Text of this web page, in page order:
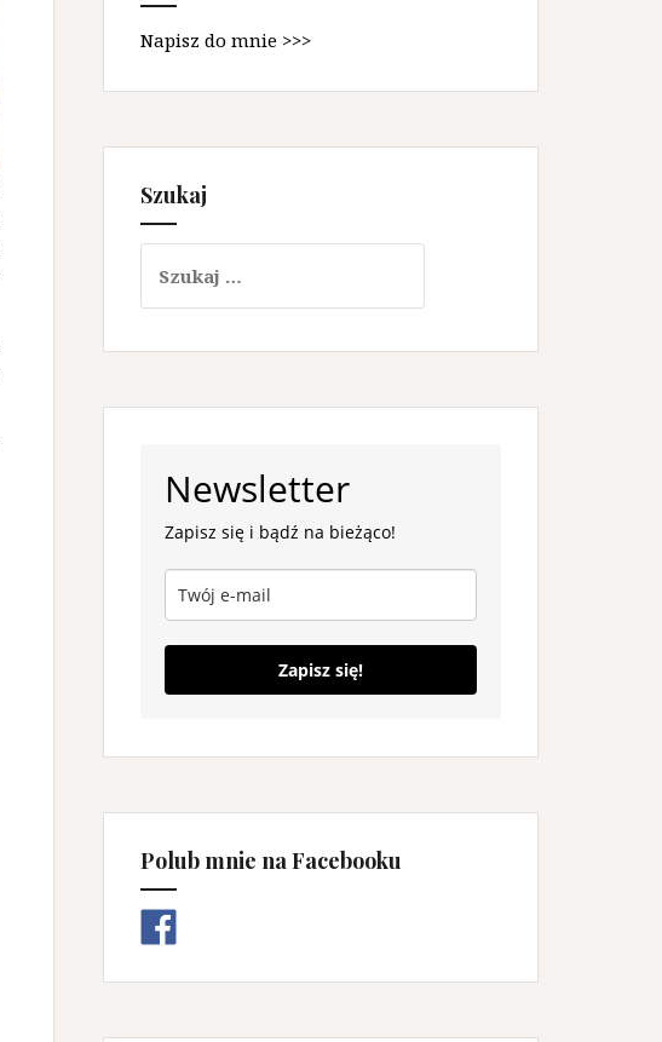
Napisz do mnie >>>
Szukaj
Newsletter
Zapisz się i bądź na bieżąco!
Zapisz się!
Polub mnie na Facebooku